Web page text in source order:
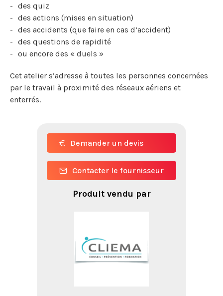
des quiz
des actions (mises en situation)
des accidents (que faire en cas d’accident)
des questions de rapidité
ou encore des « duels »
Cet atelier s’adresse à toutes les personnes concernées
par le travail à proximité des réseaux aériens et
enterrés.
Demander un devis
Contacter le fournisseur
Produit vendu par